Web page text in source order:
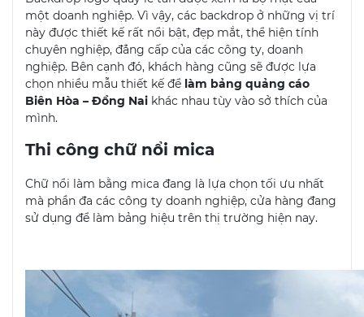
một doanh nghiệp. Vì vậy, các backdrop ở những vị trí
này được thiết kế rất nổi bật, đẹp mắt, thể hiện tính
chuyên nghiệp, đẳng cấp của các công ty, doanh
nghiệp. Bên cạnh đó, khách hàng cũng sẽ được lựa
chọn nhiều mẫu thiết kế để làm bảng quảng cáo
Biên Hòa – Đồng Nai khác nhau tùy vào sở thích của
mình.
Thi công chữ nổi mica
Chữ nổi làm bằng mica đang là lựa chọn tối ưu nhất
mà phần đa các công ty doanh nghiệp, cửa hàng đang
sử dụng để làm bảng hiệu trên thị trường hiện nay.